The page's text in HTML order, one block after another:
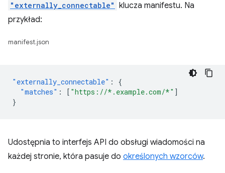
"externally_connectable" klucza manifestu. Na
przykład:
manifest.json
"externally_connectable" :
{
"matches" : [ "https://*.example.com/*" ]
}
Udostępnia to interfejs API do obsługi wiadomości na
każdej stronie, która pasuje do określonych wzorców.